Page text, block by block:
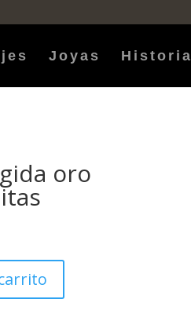
Joyas Historia
oro